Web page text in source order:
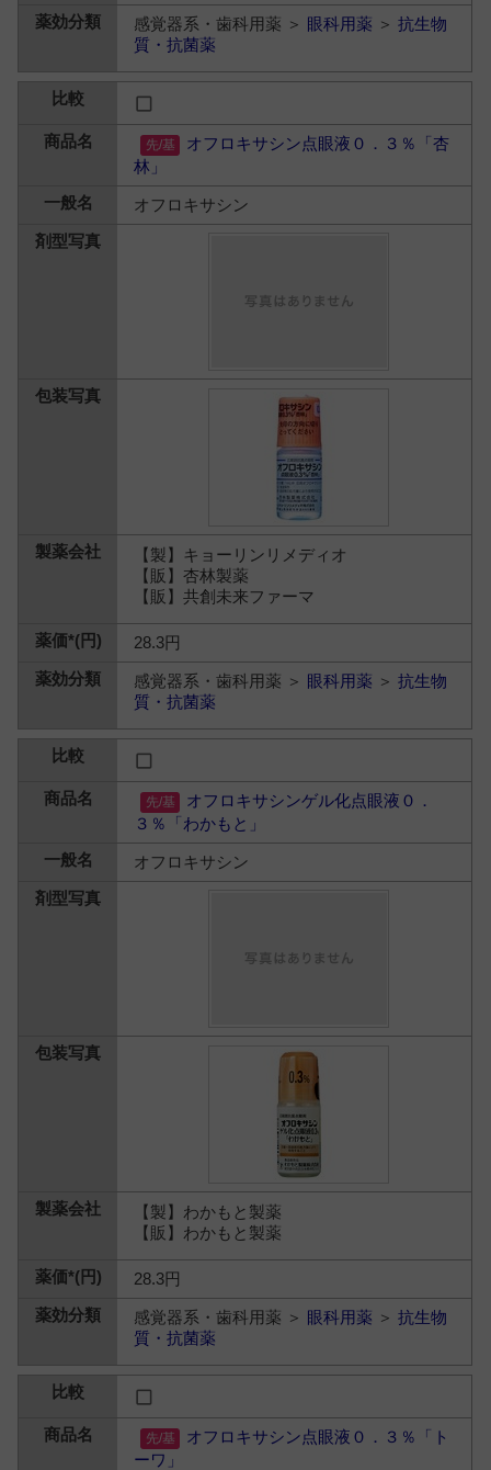
感覚器系・歯科用薬 ＞ 眼科用薬 ＞抗生物
質・抗菌薬
オフロキサシン点眼液０．３％「杏
林」
オフロキサシン
【製】キョーリンリメディオ
【販】杏林製薬
【販】共創未来ファーマ
28.3円
感覚器系・歯科用薬 ＞ 眼科用薬 ＞抗生物
質・抗菌薬
オフロキサシンゲル化点眼液０．
３％「わかもと」
オフロキサシン
【製】わかもと製薬
【販】わかもと製薬
28.3円
感覚器系・歯科用薬 ＞ 眼科用薬 ＞抗生物
質・抗菌薬
オフロキサシン点眼液０．３％「ト
ーワ」